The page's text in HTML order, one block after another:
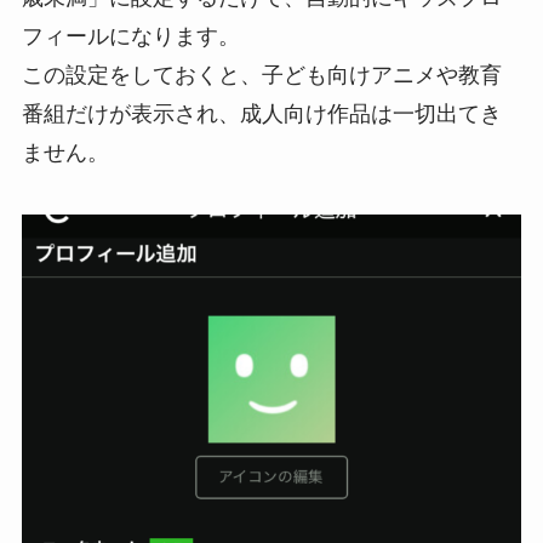
フィールになります。
この設定をしておくと、子ども向けアニメや教育
番組だけが表示され、成人向け作品は一切出てき
ません。